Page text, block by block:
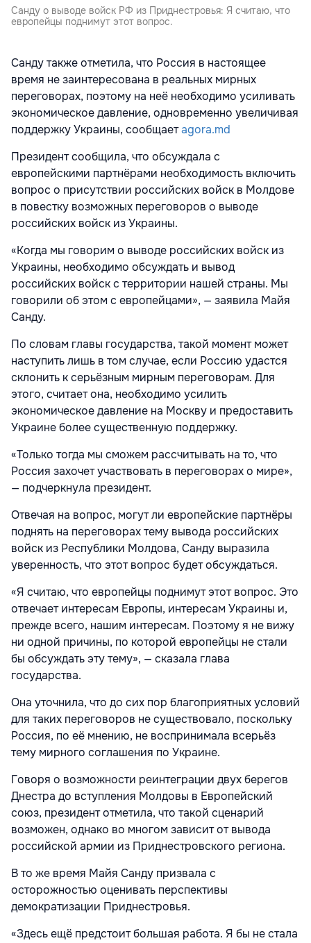
Санду о выводе войск РФ из Приднестровья: Я считаю, что
европейцы поднимут этот вопрос.
Санду также отметила, что Россия в настоящее
время не заинтересована в реальных мирных
переговорах, поэтому на неё необходимо усиливать
экономическое давление, одновременно увеличивая
поддержку Украины, сообщаетagora.md
Президент сообщила, что обсуждала с
европейскими партнёрами необходимость включить
вопрос о присутствии российских войск в Молдове
в повестку возможных переговоров о выводе
российских войск из Украины.
«Когда мы говорим о выводе российских войск из
Украины, необходимо обсуждать и вывод
российских войск с территории нашей страны. Мы
говорили об этом с европейцами», — заявила Майя
Санду.
По словам главы государства, такой момент может
наступить лишь в том случае, если Россию удастся
склонить к серьёзным мирным переговорам. Для
этого, считает она, необходимо усилить
экономическое давление на Москву и предоставить
Украине более существенную поддержку.
«Только тогда мы сможем рассчитывать на то, что
Россия захочет участвовать в переговорах о мире»,
— подчеркнула президент.
Отвечая на вопрос, могут ли европейские партнёры
поднять на переговорах тему вывода российских
войск из Республики Молдова, Санду выразила
уверенность, что этот вопрос будет обсуждаться.
«Я считаю, что европейцы поднимут этот вопрос. Это
отвечает интересам Европы, интересам Украины и,
прежде всего, нашим интересам. Поэтому я не вижу
ни одной причины, по которой европейцы не стали
бы обсуждать эту тему», — сказала глава
государства.
Она уточнила, что до сих пор благоприятных условий
для таких переговоров не существовало, поскольку
Россия, по её мнению, не воспринимала всерьёз
тему мирного соглашения по Украине.
Говоря о возможности реинтеграции двух берегов
Днестра до вступления Молдовы в Европейский
союз, президент отметила, что такой сценарий
возможен, однако во многом зависит от вывода
российской армии из Приднестровского региона.
В то же время Майя Санду призвала с
осторожностью оценивать перспективы
демократизации Приднестровья.
«Здесь ещё предстоит большая работа. Я бы не стала